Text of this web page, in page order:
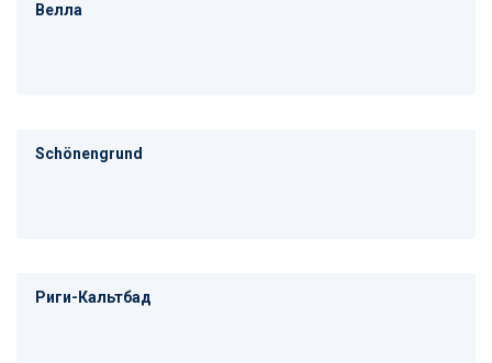
Велла
Schönengrund
Риги-Кальтбад